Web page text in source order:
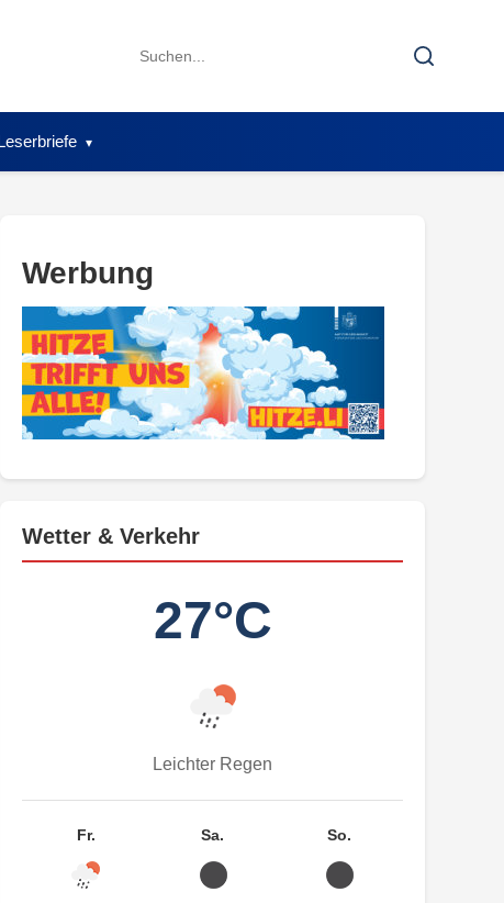
Search
Search
Werbung
Wetter & Verkehr
27°C
Leichter Regen
Fr. Sa. So.